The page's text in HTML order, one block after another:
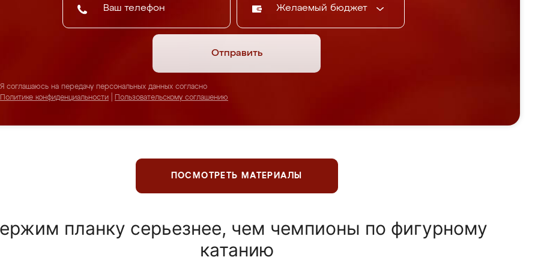
Желаемый бюджет
Отправить
Я соглашаюсь на передачу персональных данных согласно
Политике конфиденциальности
Пользовательскому соглашению
ПОСМОТРЕТЬ МАТЕРИАЛЫ
планку серьезнее, чем чемпионы по фигурному
катанию